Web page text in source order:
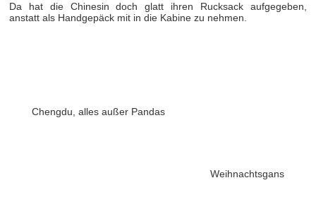
Da hat die Chinesin doch glatt ihren Rucksack aufgegeben,
anstatt als Handgepäck mit in die Kabine zu nehmen.
Chengdu, alles außer Pandas
Weihnachtsgans